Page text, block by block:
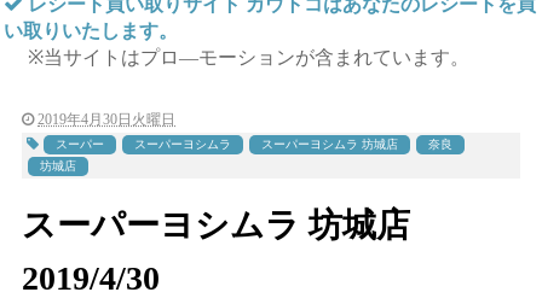
レシート買い取りサイト カウトコはあなたのレシートを買
い取りいたします。
※当サイトはプロ―モーションが含まれています。
2019年4月30日火曜日
スーパー スーパーヨシムラ スーパーヨシムラ 坊城店
奈良
坊城店
スーパーヨシムラ 坊城店
2019/4/30